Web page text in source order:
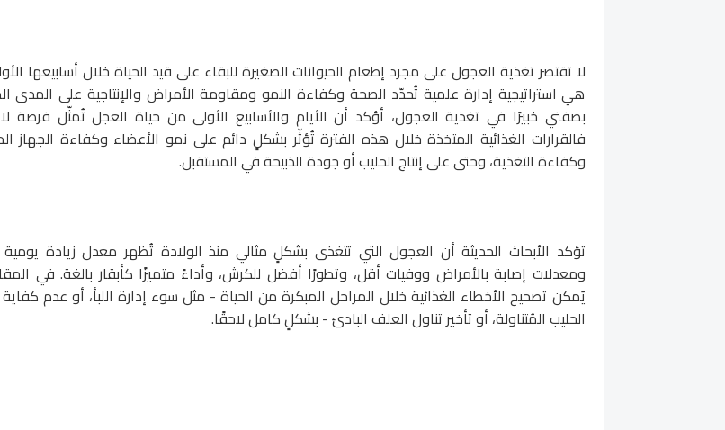
لا تقتصر تغذية العجول على مجرد إطعام الحيوانات الصغيرة للبقاء على قيد الحياة خلال أسابيعها
هي استراتيجية إدارة علمية تُحدّد الصحة وكفاءة النمو ومقاومة الأمراض والإنتاجية على المدى
بصفتي خبيرًا في تغذية العجول، أؤكد أن الأيام والأسابيع الأولى من حياة العجل تُمثّل فرصة لا
فالقرارات الغذائية المتخذة خلال هذه الفترة تُؤثّر بشكلٍ دائم على نمو الأعضاء وكفاءة الجهاز
وكفاءة التغذية، وحتى على إنتاج الحليب أو جودة الذبيحة في المستقبل.
تؤكد الأبحاث الحديثة أن العجول التي تتغذى بشكلٍ مثالي منذ الولادة تُظهر معدل زيادة يومية
ومعدلات إصابة بالأمراض ووفيات أقل، وتطورًا أفضل للكرش، وأداءً متميزًا كأبقار بالغة. في
يُمكن تصحيح الأخطاء الغذائية خلال المراحل المبكرة من الحياة - مثل سوء إدارة اللبأ، أو عدم
الحليب المُتناولة، أو تأخير تناول العلف البادئ - بشكلٍ كامل لاحقًا.